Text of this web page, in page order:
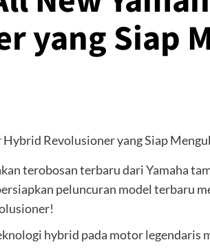
yang Siap
terobosan terbaru dari Yamaha
peluncuran model terbaru
hybrid pada motor legendaris